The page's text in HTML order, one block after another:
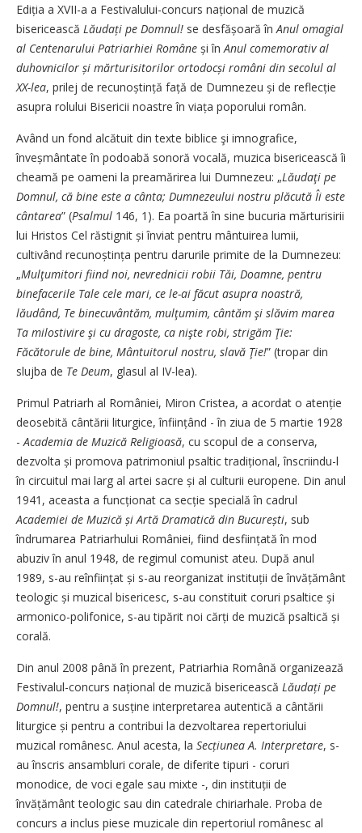
Ediția a XVII-a a Festiva­lului-concurs național de muzică
bisericească Lăudați pe Domnul! se desfășoară înAnul omagial
al Centenarului Patriarhiei Române și înAnul comemorativ al
duhovnicilor și mărturisitorilor ortodocși români din secolul al
XX-lea, prilej de recunoș­tință față de Dumnezeu și de reflec­ție
asupra rolului Bisericii noastre în viața poporului român.
Având un fond alcătuit din texte biblice şi imnografice,
înveșmân­tate în podoabă sonoră vocală, muzica bisericească îi
cheamă pe oameni la preamărirea lui Dumnezeu: „Lăudaţi pe
Domnul, că bine este a cânta; Dumnezeului nostru plăcută Îi este
cântarea” (Psalmul 146, 1). Ea poartă în sine bucuria mărturisirii
lui Hristos Cel răstignit și înviat pentru mântuirea lumii,
cultivând recunoștința pentru darurile primite de la Dumnezeu:
„Mulţumitori fiind noi, nevrednicii robii Tăi, Doamne, pentru
binefacerile Tale cele mari, ce le-ai făcut asupra noastră,
lăudând, Te binecuvântăm, mulţumim, cântăm şi slăvim marea
Ta milostivire şi cu dragoste, ca nişte robi, strigăm Ţie:
Făcătorule de bine, Mântuitorul nostru, slavă Ţie!” (tropar din
slujba de Te Deum, glasul al IV-lea).
Primul Patriarh al României, Miron Cristea, a acordat o atenție
deo­sebită cântării liturgice, înfiin­țând - în ziua de 5 martie 1928
-Academia de Muzică Religioasă, cu scopul de a conserva,
dezvolta și promova patrimoniul psaltic tradițional, înscriindu-l
în circuitul mai larg al artei sacre și al culturii europene. Din anul
1941, aceasta a funcționat ca secție specială în cadrul
Academiei de Muzică și Artă Dramatică din Bu­cu­rești, sub
îndrumarea Patriarhului României, fiind desfiin­țată în mod
abuziv în anul 1948, de regimul comu­nist ateu. După anul
1989, s-au reîn­fiin­țat și s-au reorganizat insti­tuții de învățământ
teologic și muzical bisericesc, s-au constituit coruri psaltice și
armonico-polifonice, s-au tipărit noi cărți de muzică psaltică și
corală.
Din anul 2008 până în prezent, Patriarhia Română organizează
Festivalul-concurs național de muzică bisericească Lăudați pe
Domnul!, pentru a susține interpretarea autentică a cântării
liturgice și pentru a contribui la dezvoltarea repertoriului
muzical românesc. Anul acesta, la Secțiunea A. Inter­pre­tare, s-
au înscris ansambluri co­rale, de diferite tipuri - coruri
monodice, de voci egale sau mixte -, din instituții de
învățământ teologic sau din catedrale chiriarhale. Proba de
concurs a inclus piese muzicale din repertoriul românesc al